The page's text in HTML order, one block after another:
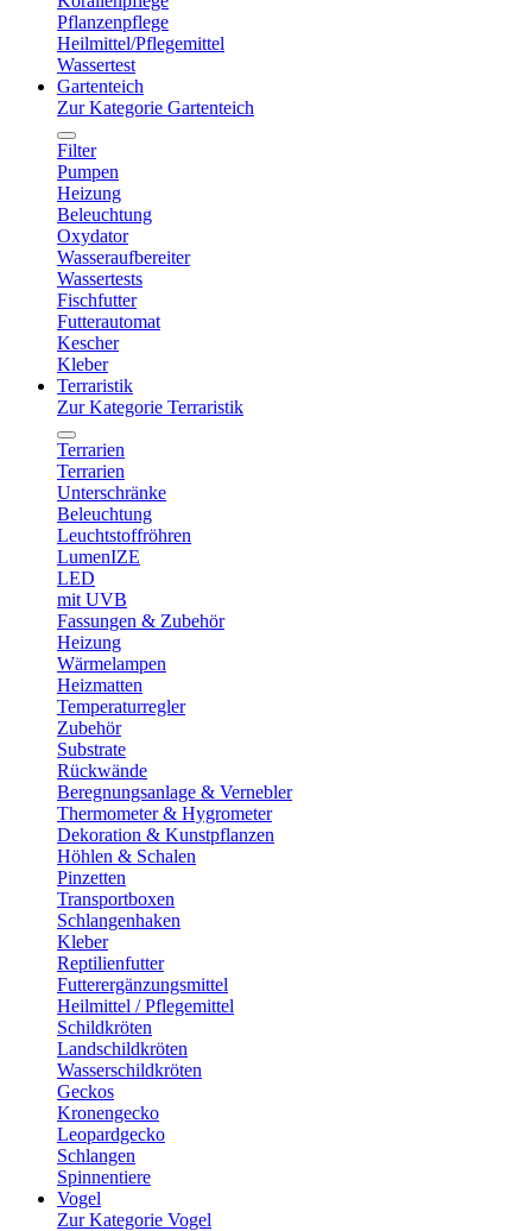
Pflanzenpflege
Heilmittel/Pflegemittel
Wassertest
Gartenteich
Zur Kategorie Gartenteich
Filter
Pumpen
Heizung
Beleuchtung
Oxydator
Wasseraufbereiter
Wassertests
Fischfutter
Futterautomat
Kescher
Kleber
Terraristik
Zur Kategorie Terraristik
Terrarien
Terrarien
Unterschränke
Beleuchtung
Leuchtstoffröhren
LumenIZE
LED
mit UVB
Fassungen & Zubehör
Heizung
Wärmelampen
Heizmatten
Temperaturregler
Zubehör
Substrate
Rückwände
Beregnungsanlage & Vernebler
Thermometer & Hygrometer
Dekoration & Kunstpflanzen
Höhlen & Schalen
Pinzetten
Transportboxen
Schlangenhaken
Kleber
Reptilienfutter
Futterergänzungsmittel
Heilmittel / Pflegemittel
Schildkröten
Landschildkröten
Wasserschildkröten
Geckos
Kronengecko
Leopardgecko
Schlangen
Spinnentiere
Vogel
Zur Kategorie Vogel